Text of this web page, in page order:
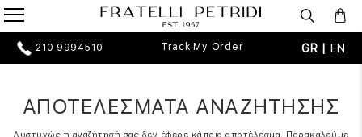
210 9994510 Track My Order GR | EN
ΑΠΟΤΕΛΕΣΜΑΤΑ ΑΝΑΖΗΤΗΣΗΣ